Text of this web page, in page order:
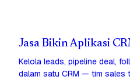
Jasa Bikin Aplikasi
Kelola leads, pipeline deal,
dalam satu CRM — tim sales